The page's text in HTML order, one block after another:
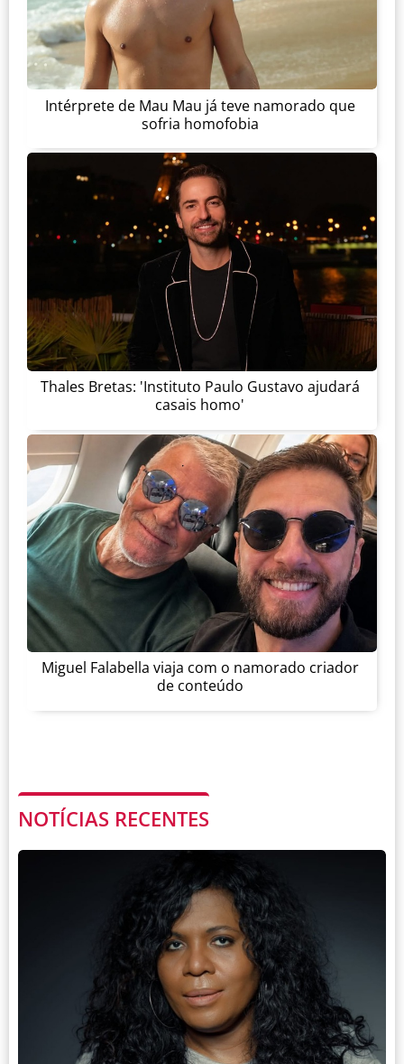
Intérprete de Mau Mau já teve namorado que
sofria homofobia
Thales Bretas: 'Instituto Paulo Gustavo ajudará
casais homo'
Miguel Falabella viaja com o namorado criador
de conteúdo
NOTÍCIAS RECENTES